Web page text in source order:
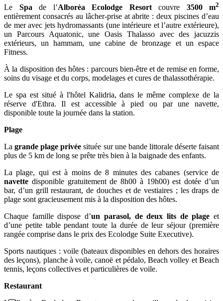
Le Spa de l’Alborèa Ecolodge Resortcouvre 3500 m2
entièrement consacrés au lâcher-prise at abrite : deux piscines d’eau
de mer avec jets hydromassants (une intérieure et l’autre extérieure),
un Parcours Aquatonic, une Oasis Thalasso avec des jacuzzis
extérieurs, un hammam, une cabine de bronzage et un espace
Fitness.
À la disposition des hôtes : parcours bien-être et de remise en forme,
soins du visage et du corps, modelages et cures de thalassothérapie.
Le spa est situé à l'hôtel Kalidria, dans le même complexe de la
réserve d'Ethra. Il est accessible à pied ou par une navette,
disponible toute la journée dans la station.
Plage
Lagrande plage privée située sur une bande littorale déserte faisant
plus de 5 km de long se prête très bien à la baignade des enfants.
La plage, qui est à moins de 8 minutes des cabanes (service de
navette disponible gratuitement de 8h00 à 19h00) est dotée d’un
bar, d’un grill restaurant, de douches et de vestiaires ; les draps de
plage sont gracieusement mis à la disposition des hôtes.
Chaque famille dispose d’un parasol, de deux lits de plage et
d’une petite table pendant toute la durée de leur séjour (première
rangée comprise dans le prix des Ecolodge Suite Executive).
Sports nautiques : voile (bateaux disponibles en dehors des horaires
des leçons), planche à voile, canoë et pédalo, Beach volley et Beach
tennis, leçons collectives et particulières de voile.
Restaurant